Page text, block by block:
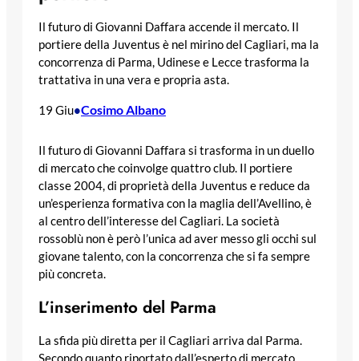
Il futuro di Giovanni Daffara accende il mercato. Il
portiere della Juventus è nel mirino del Cagliari, ma la
concorrenza di Parma, Udinese e Lecce trasforma la
trattativa in una vera e propria asta.
19 Giu•Cosimo Albano
Il futuro di Giovanni Daffara si trasforma in un duello
di mercato che coinvolge quattro club. Il portiere
classe 2004, di proprietà della Juventus e reduce da
un’esperienza formativa con la maglia dell’Avellino, è
al centro dell’interesse del Cagliari. La società
rossoblù non è però l’unica ad aver messo gli occhi sul
giovane talento, con la concorrenza che si fa sempre
più concreta.
L’inserimento del Parma
La sfida più diretta per il Cagliari arriva dal Parma.
Secondo quanto riportato dall’esperto di mercato